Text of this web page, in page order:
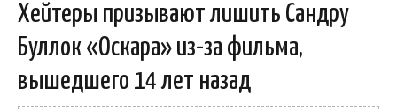
Хейтеры призывают лишить Сандру
Буллок «Оскара» из-за фильма,
вышедшего 14 лет назад